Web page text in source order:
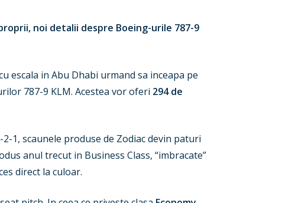
noi detalii despre Boeing-urile 787-9
escala in Abu Dhabi urmand sa inceapa pe
787-9 KLM. Acestea vor oferi 294 de
1, scaunele produse de Zodiac devin paturi
anul trecut in Business Class, “imbracate”
direct la culoar.